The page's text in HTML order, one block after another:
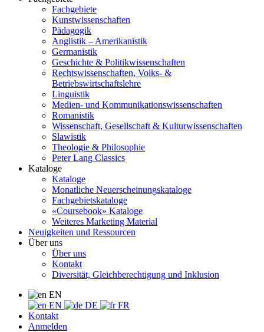
Fachgebiete
Kunstwissenschaften
Pädagogik
Anglistik – Amerikanistik
Germanistik
Geschichte & Politikwissenschaften
Rechtswissenschaften, Volks- &
Betriebswirtschaftslehre
Linguistik
Medien- und Kommunikationswissenschaften
Romanistik
Wissenschaft, Gesellschaft & Kulturwissenschaften
Slawistik
Theologie & Philosophie
Peter Lang Classics
Kataloge
Kataloge
Monatliche Neuerscheinungskataloge
Fachgebietskataloge
«Coursebook» Kataloge
Weiteres Marketing Material
Neuigkeiten und Ressourcen
Über uns
Über uns
Kontakt
Diversität, Gleichberechtigung und Inklusion
EN
EN
DE
FR
Kontakt
Anmelden